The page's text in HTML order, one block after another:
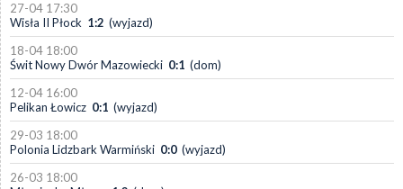
27-04 17:30
Wisła II Płock 1:2 (wyjazd)
18-04 18:00
Świt Nowy Dwór Mazowiecki 0:1 (dom)
12-04 16:00
Pelikan Łowicz 0:1 (wyjazd)
29-03 18:00
Polonia Lidzbark Warmiński 0:0 (wyjazd)
26-03 18:00